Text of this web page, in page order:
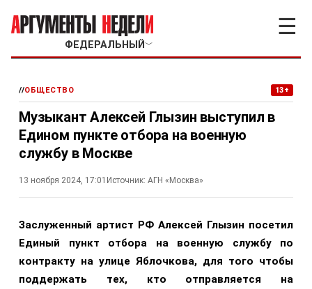
ФЕДЕРАЛЬНЫЙ ﹀
☰
//ОБЩЕСТВО 13+
Музыкант Алексей Глызин выступил в
Едином пункте отбора на военную
службу в Москве
13 ноября 2024, 17:01 Источник: АГН «Москва»
Заслуженный артист РФ Алексей Глызин посетил
Единый пункт отбора на военную службу по
контракту на улице Яблочкова, для того чтобы
поддержать тех, кто отправляется на